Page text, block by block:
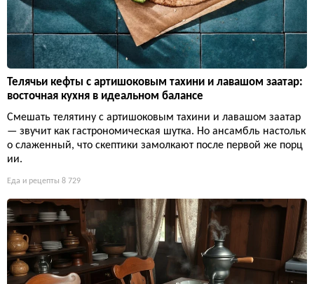
Телячьи кефты с артишоковым тахини и лавашом заатар:
восточная кухня в идеальном балансе
Смешать телятину с артишоковым тахини и лавашом заатар
— звучит как гастрономическая шутка. Но ансамбль настольк
о слаженный, что скептики замолкают после первой же порц
ии.
Еда и рецепты 8 729